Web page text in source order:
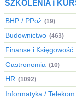
SZKOLENIA i
BHP / PPoż (19)
Budownictwo (463)
Finanse i Księgowość
Gastronomia (10)
HR (1092)
Informatyka / Telekom.